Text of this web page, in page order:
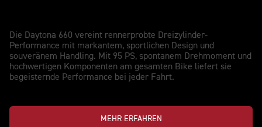
Die Daytona 660 vereint rennerprobte Dreizylinder-
Performance mit markantem, sportlichen Design und
souveränem Handling. Mit 95 PS, spontanem Drehmoment und
hochwertigen Komponenten am gesamten Bike liefert sie
begeisternde Performance bei jeder Fahrt.
MEHR ERFAHREN